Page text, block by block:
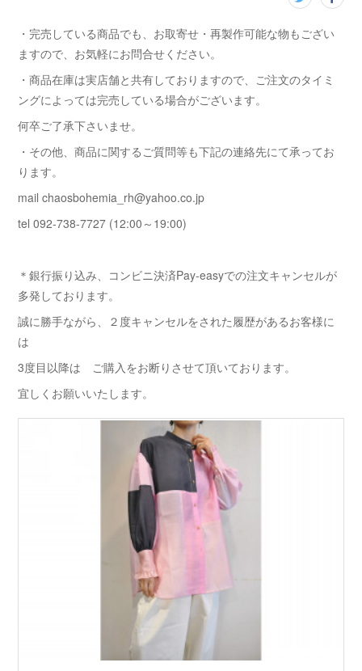
・完売している商品でも、お取寄せ・再製作可能な物もござい
ますので、お気軽にお問合せください。
・商品在庫は実店舗と共有しておりますので、ご注文のタイミ
ングによっては完売している場合がございます。
何卒ご了承下さいませ。
・その他、商品に関するご質問等も下記の連絡先にて承ってお
ります。
mail chaosbohemia_rh@yahoo.co.jp
tel 092-738-7727 (12:00～19:00)
＊銀行振り込み、コンビニ決済Pay-easyでの注文キャンセルが
多発しております。
誠に勝手ながら、２度キャンセルをされた履歴があるお客様に
は
3度目以降は ご購入をお断りさせて頂いております。
宜しくお願いいたします。